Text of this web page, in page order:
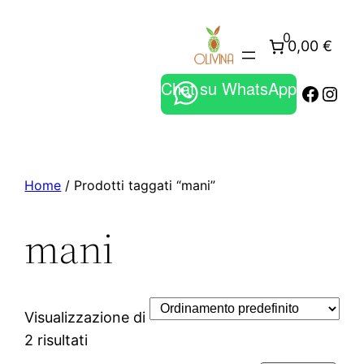
0
0,00 €
Chat su WhatsApp
Home / Prodotti taggati “mani”
mani
Visualizzazione di
2 risultati